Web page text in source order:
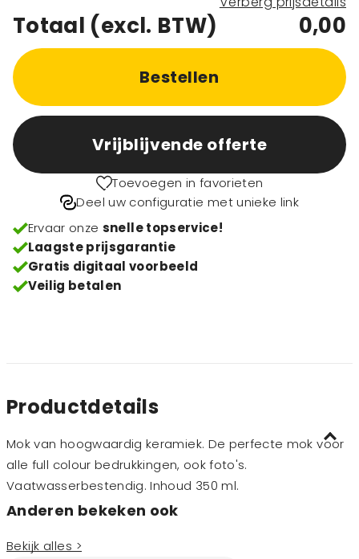
Totaal (excl. BTW) 0,00
Bestellen
Vrijblijvende offerte
Toevoegen in favorieten
Deel uw configuratie met unieke link
Ervaar onze snelle topservice!
Laagste prijsgarantie
Gratis digitaal voorbeeld
Veilig betalen
Productdetails
Mok van hoogwaardig keramiek. De perfecte mok voor
alle full colour bedrukkingen, ook foto's.
Vaatwasserbestendig. Inhoud 350 ml.
Anderen bekeken ook
Bekijk alles >